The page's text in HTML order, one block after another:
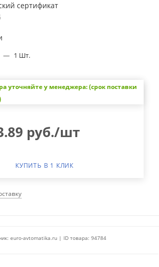
сертификат
— 1 Шт.
уточняйте у менеджера: (срок поставки
руб./шт
КУПИТЬ В 1 КЛИК
euro-avtomatika.ru | ID товара: 94784